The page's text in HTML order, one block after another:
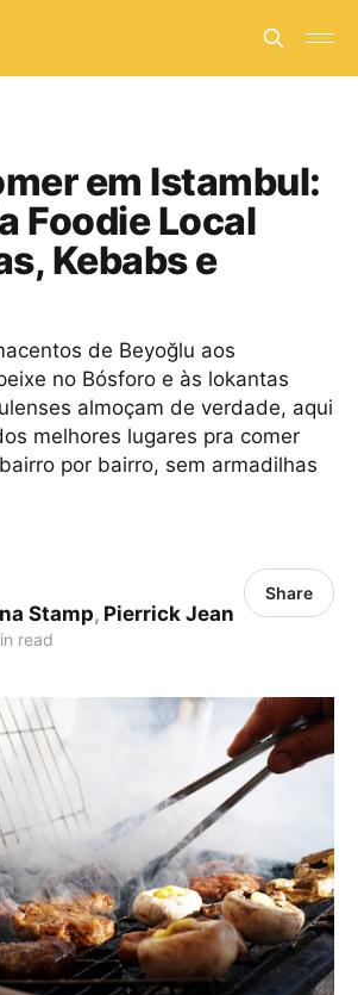
em Istambul:
Foodie Local
Kebabs e
de Beyoğlu aos
no Bósforo e às lokantas
almoçam de verdade, aqui
melhores lugares pra comer
por bairro, sem armadilhas
Stamp, Pierrick Jean
read
Share